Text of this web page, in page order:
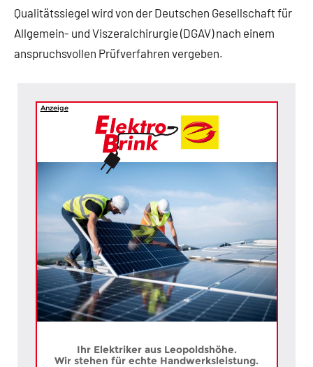
Qualitätssiegel wird von der Deutschen Gesellschaft für
Allgemein- und Viszeralchirurgie (DGAV) nach einem
anspruchsvollen Prüfverfahren vergeben.
Anzeige
Ihr Elektriker aus Leopoldshöhe.
Wir stehen für echte Handwerksleistung.